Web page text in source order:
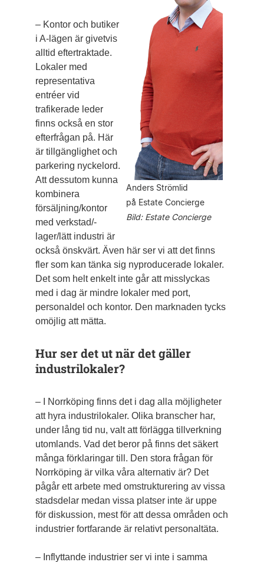
Anders Strömlid
på Estate Concierge
Bild: Estate Concierge
– Kontor och butiker
i A-lägen är givetvis
alltid eftertraktade.
Lokaler med
representativa
entréer vid
trafikerade leder
finns också en stor
efterfrågan på. Här
är tillgänglighet och
parkering nyckelord.
Att dessutom kunna
kombinera
försäljning/kontor
med verkstad/­
lager/lätt industri är
också önskvärt. Även här ser vi att det finns
fler som kan tänka sig nyproducerade lokaler.
Det som helt enkelt inte går att misslyckas
med i dag är mindre lokaler med port,
personaldel och kontor. Den marknaden tycks
omöjlig att mätta.
Hur ser det ut när det gäller
industrilokaler?
– I Norrköping finns det i dag alla möjligheter
att hyra industrilokaler. Olika branscher har,
under lång tid nu, valt att förlägga tillverkning
utomlands. Vad det beror på finns det säkert
många förklaringar till. Den stora frågan för
Norrköping är vilka våra alternativ är? Det
pågår ett arbete med omstrukturering av vissa
stadsdelar medan vissa platser inte är uppe
för diskussion, mest för att dessa områden och
industrier fortfarande är relativt personaltäta.
– Inflyttande industrier ser vi inte i samma